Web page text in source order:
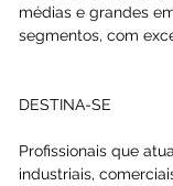
médias e grandes
segmentos, com
DESTINA-SE
Profissionais que
industriais,